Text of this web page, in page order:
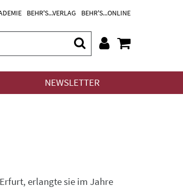
BEHR'S...VERLAG BEHR'S...ONLINE
NEWSLETTER
erlangte sie im Jahre